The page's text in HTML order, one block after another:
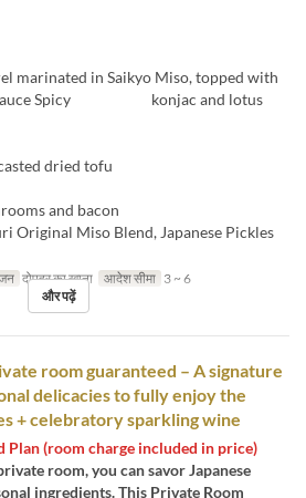
marinated in Saikyo Miso, topped with
sauce Spicy konjac and lotus
dried tofu
and bacon
Miso Blend, Japanese Pickles
दोपहर का खाना आदेश सीमा 3 ~ 6
और पढ़ें
room guaranteed – A signature
delicacies to fully enjoy the
+ celebratory sparkling wine
Plan (room charge included in price)
room, you can savor Japanese
ingredients. This Private Room